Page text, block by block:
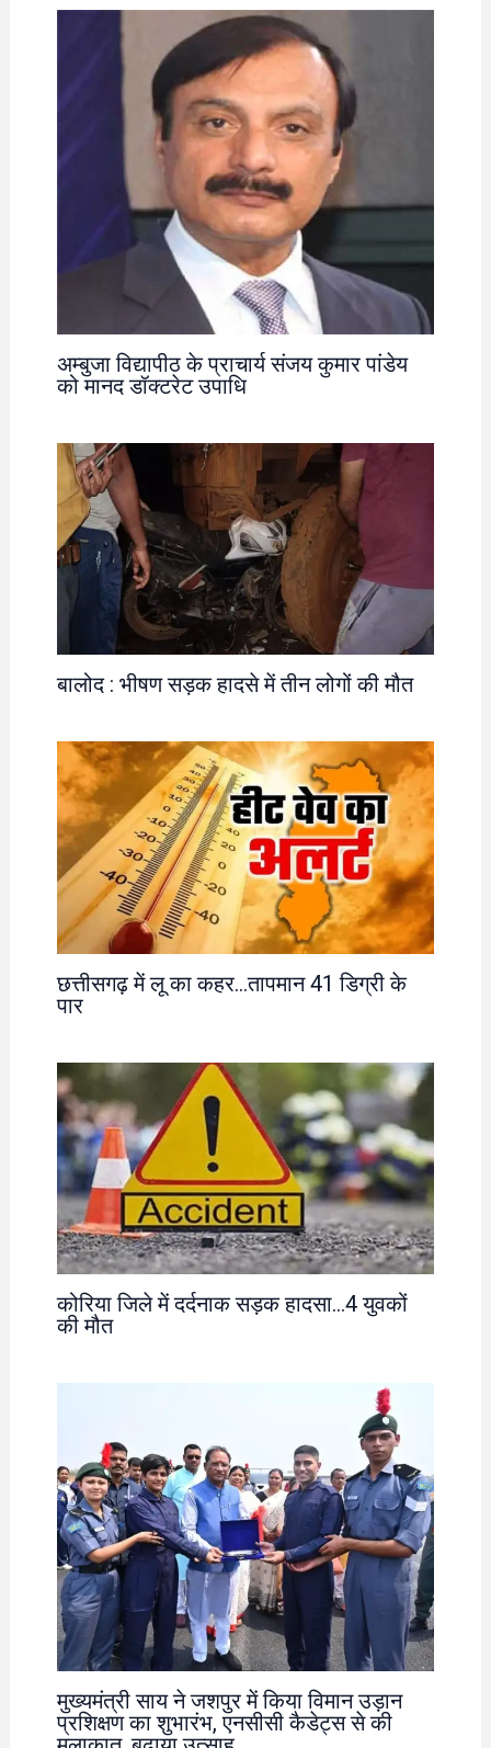
अम्बुजा विद्यापीठ के प्राचार्य संजय कुमार पांडेय
को मानद डॉक्टरेट उपाधि
बालोद : भीषण सड़क हादसे में तीन लोगों की मौत
छत्तीसगढ़ में लू का कहर…तापमान 41 डिग्री के
पार
कोरिया जिले में दर्दनाक सड़क हादसा…4 युवकों
की मौत
मुख्यमंत्री साय ने जशपुर में किया विमान उड़ान
प्रशिक्षण का शुभारंभ, एनसीसी कैडेट्स से की